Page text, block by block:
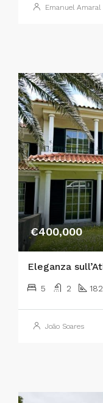
Emanuel Amaral
€400,000
5 2 182
João Soares